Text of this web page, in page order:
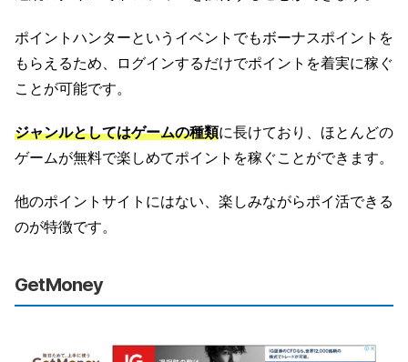
ポイントハンターというイベントでもボーナスポイントを
もらえるため、ログインするだけでポイントを着実に稼ぐ
ことが可能です。
ジャンルとしてはゲームの種類に長けており、ほとんどの
ゲームが無料で楽しめてポイントを稼ぐことができます。
他のポイントサイトにはない、楽しみながらポイ活できる
のが特徴です。
GetMoney